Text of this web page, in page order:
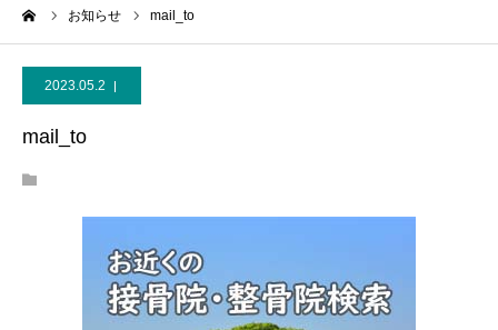
お知らせ mail_to
2023.05.2
mail_to